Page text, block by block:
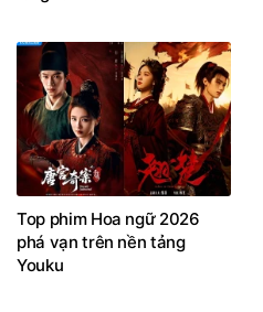
Top phim Hoa ngữ 2026
phá vạn trên nền tảng
Youku